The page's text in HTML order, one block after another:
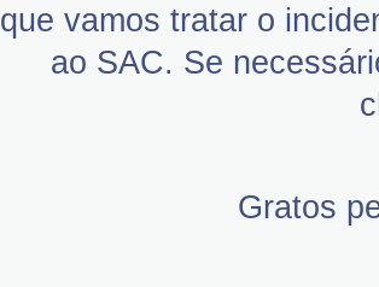
que vamos tratar o
ao SAC. Se
Gratos